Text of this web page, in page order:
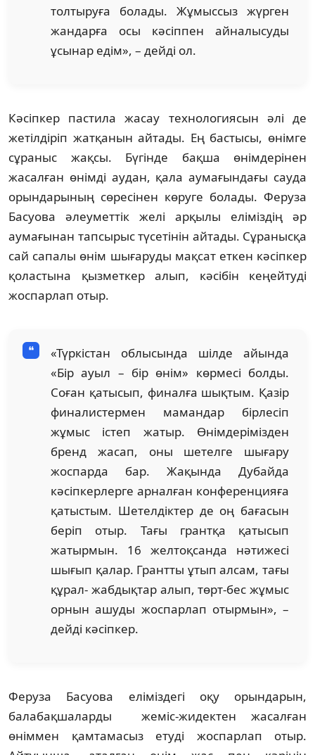
толтыруға болады. Жұмыссыз жүрген
жандарға осы кәсіппен айналысуды
ұсынар едім», – дейді ол.
Кәсіпкер пастила жасау технологиясын әлі де
жетілдіріп жатқанын айтады. Ең бастысы, өнімге
сұраныс жақсы. Бүгінде бақша өнімдерінен
жасалған өнімді аудан, қала аумағындағы сауда
орындарының сөресінен көруге болады. Феруза
Басуова әлеуметтік желі арқылы еліміздің әр
аумағынан тапсырыс түсетінін айтады. Сұранысқа
сай сапалы өнім шығаруды мақсат еткен кәсіпкер
қоластына қызметкер алып, кәсібін кеңейтуді
жоспарлап отыр.
«Түркістан облысында шілде айында
«Бір ауыл – бір өнім» көрмесі болды.
Соған қатысып, финалға шықтым. Қазір
финалистермен мамандар бірлесіп
жұмыс істеп жатыр. Өнімдерімізден
бренд жасап, оны шетелге шығару
жоспарда бар. Жақында Дубайда
кәсіпкерлерге арналған конференцияға
қатыстым. Шетелдіктер де оң бағасын
беріп отыр. Тағы грантқа қатысып
жатырмын. 16 желтоқсанда нәтижесі
шығып қалар. Грантты ұтып алсам, тағы
құрал- жабдықтар алып, төрт-бес жұмыс
орнын ашуды жоспарлап отырмын», –
дейді кәсіпкер.
Феруза Басуова еліміздегі оқу орындарын,
балабақшаларды жеміс-жидектен жасалған
өніммен қамтамасыз етуді жоспарлап отыр.